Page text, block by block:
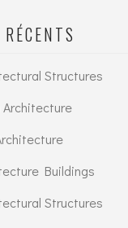
Structures
Architecture
Buildings
Structures